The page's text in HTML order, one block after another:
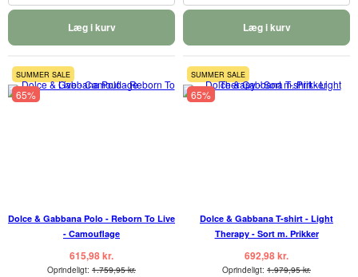
Læg i kurv Læg i kurv
SUMMER SALE
65%
Dolce & Gabbana Polo - Reborn To Live
- Camouflage
615,98 kr.
Oprindeligt: 1.759,95 kr.
SUMMER SALE
65%
Dolce & Gabbana T-shirt - Light
Therapy - Sort m. Prikker
692,98 kr.
Oprindeligt: 1.979,95 kr.